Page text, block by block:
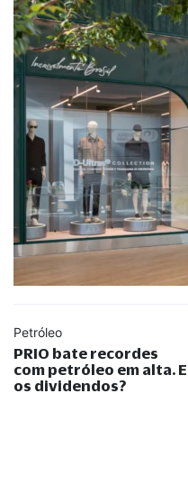
Petróleo
PRIO bate recordes
com petróleo em alta. E
os dividendos?